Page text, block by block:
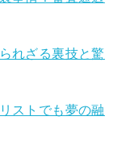
れざる裏技と驚
ストでも夢の融